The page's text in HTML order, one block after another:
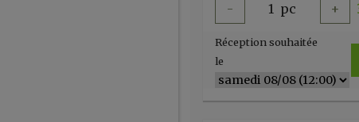
- 1 pc +
Réception souhaitée
le